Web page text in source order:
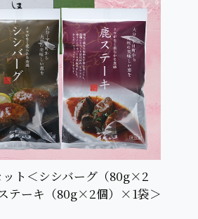
ット＜シシバーグ（80g×2
テーキ（80g×2個）×1袋＞